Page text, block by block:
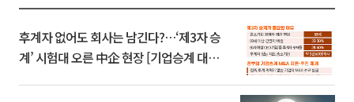
후계자 없어도 회사는 남긴다?…‘제3자 승
계’ 시험대 오른 中企 현장 [기업승계 대전